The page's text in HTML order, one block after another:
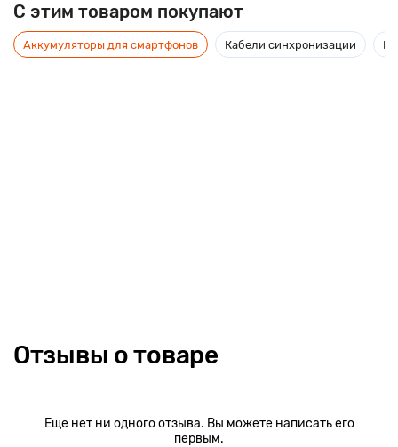
C этим товаром покупают
Аккумуляторы для смартфонов Кабели синхронизации
Отзывы о товаре
Еще нет ни одного отзыва. Вы можете написать его
первым.